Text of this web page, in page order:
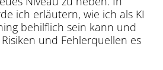
ich erläutern, wie ich als KI
behilflich sein kann und
und Fehlerquellen es